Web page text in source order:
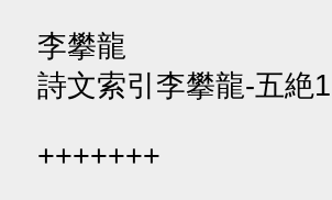
李攀龍
詩文索引李攀龍-五絶1
+++++++